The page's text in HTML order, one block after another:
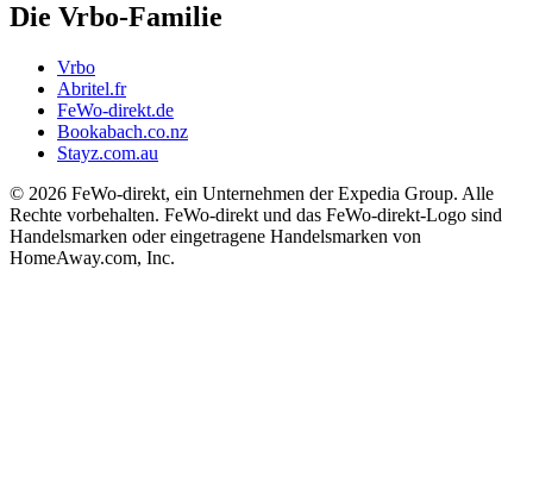
Die Vrbo-Familie
Vrbo
Abritel.fr
FeWo-direkt.de
Bookabach.co.nz
Stayz.com.au
© 2026 FeWo-direkt, ein Unternehmen der Expedia Group. Alle
Rechte vorbehalten. FeWo-direkt und das FeWo-direkt-Logo sind
Handelsmarken oder eingetragene Handelsmarken von
HomeAway.com, Inc.